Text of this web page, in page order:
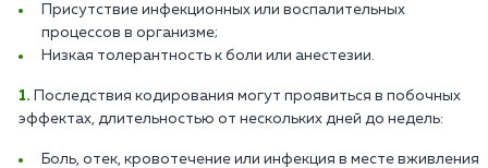
Присутствие инфекционных или воспалительных
процессов в организме;
Низкая толерантность к боли или анестезии.
Последствия кодирования могут проявиться в побочных
эффектах, длительностью от нескольких дней до недель:
Боль, отек, кровотечение или инфекция в месте вживления